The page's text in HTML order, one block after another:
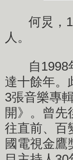
何炅，
人。
自1998年
達十餘年。
3張音樂專
開》。曾先
往直前、百
國電視金鷹